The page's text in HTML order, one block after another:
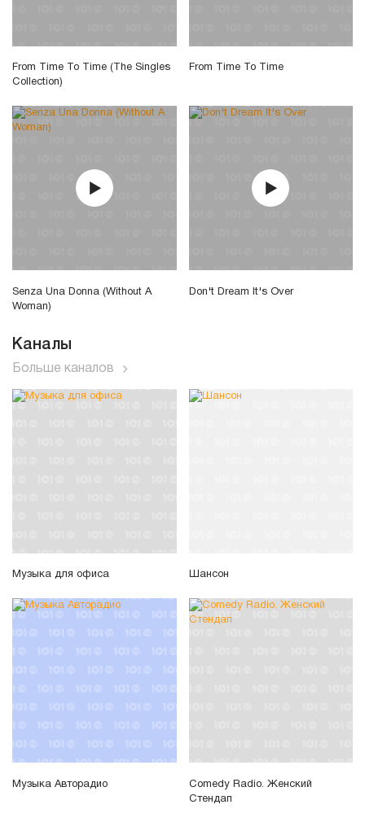
From Time To Time (The Singles
Collection)
From Time To Time
Senza Una Donna (Without A
Woman)
Don't Dream It's Over
Каналы
Больше каналов
Музыка для офиса Шансон
Музыка Авторадио
Comedy Radio. Женский
Стендап